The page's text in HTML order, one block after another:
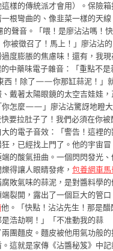
樣的傳統派才會用）。保險箱
根彎曲的、像韭菜一樣的天線
聲音。「喂！是廖沾沾嗎！快
被徵召了！馬上！」廖沾沾的
度膨脹的焦慮味！還有，我現
中藥味電子雜音：「重點不是
西！除了——你那缸蒜泥！」
戴著太陽眼鏡的太空吉娃娃，
你怎麼——」廖沾沾驚訝地瞪大
要拉肚子了！我們必須在你被
的電子音效：「警告！這裡的
，已經找上門了。他的宇宙冒
的酸氣扭曲。一個閃閃發光、
得讓人眼睛發疼， 包養網車馬
敗氣味的蒜泥，是對醬料學的
裂開，露出了一個巨大的管口
他。「快點！沾沾先生！那是醋
浩劫啊！」「不准動我的蒜
團麵皮。麵皮被他用氣功般的
這就是家傳《沾醬秘笈》中記